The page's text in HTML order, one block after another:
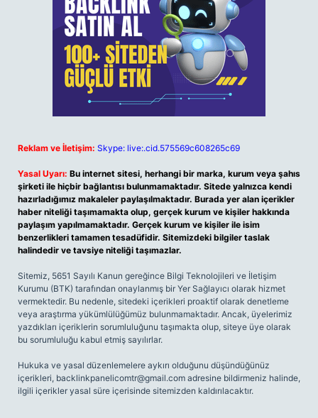
Reklam ve İletişim: Skype: live:.cid.575569c608265c69
Yasal Uyarı: Bu internet sitesi, herhangi bir marka, kurum veya şahıs
şirketi ile hiçbir bağlantısı bulunmamaktadır. Sitede yalnızca kendi
hazırladığımız makaleler paylaşılmaktadır. Burada yer alan içerikler
haber niteliği taşımamakta olup, gerçek kurum ve kişiler hakkında
paylaşım yapılmamaktadır. Gerçek kurum ve kişiler ile isim
benzerlikleri tamamen tesadüfidir. Sitemizdeki bilgiler taslak
halindedir ve tavsiye niteliği taşımazlar.
Sitemiz, 5651 Sayılı Kanun gereğince Bilgi Teknolojileri ve İletişim
Kurumu (BTK) tarafından onaylanmış bir Yer Sağlayıcı olarak hizmet
vermektedir. Bu nedenle, sitedeki içerikleri proaktif olarak denetleme
veya araştırma yükümlülüğümüz bulunmamaktadır. Ancak, üyelerimiz
yazdıkları içeriklerin sorumluluğunu taşımakta olup, siteye üye olarak
bu sorumluluğu kabul etmiş sayılırlar.
Hukuka ve yasal düzenlemelere aykırı olduğunu düşündüğünüz
içerikleri, backlinkpanelicomtr@gmail.com adresine bildirmeniz halinde,
ilgili içerikler yasal süre içerisinde sitemizden kaldırılacaktır.